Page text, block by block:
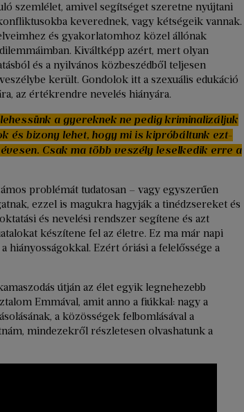
szemlélet, amivel segítséget szeretne nyújtani
keverednek, vagy kétségeik vannak.
és gyakorlatomhoz közel állónak
Kiváltképp azért, mert olyan
és a nyilvános közbeszédből teljesen
került. Gondolok itt a szexuális edukáció
az értékrendre nevelés hiányára.
a gyereknek ne pedig kriminalizáljuk
és bizony lehet, hogy mi is kipróbáltunk ezt-
Csak ma több veszély leselkedik erre a
problémát tudatosan – vagy egyszerűen
ezzel is magukra hagyják a tinédzsereket és
és nevelési rendszer segítene és azt
készítene fel az életre. Ez ma már napi
Ezért óriási a felelőssége a
útján az élet egyik legnehezebb
Emmával, amit anno a fiúkkal: nagy a
a közösségek felbomlásával a
mindezekről részletesen olvashatunk a